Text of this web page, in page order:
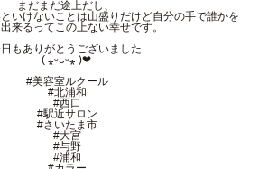
まだまだ途上だし、
いけないことは山盛りだけど自分の手で誰かを
来るってこの上ない幸せです。
もありがとうございました
( ⁎ᵕᴗᵕ⁎ )❤︎
#美容室ルクール
#北浦和
#西口
#駅近サロン
#さいたま市
#大宮
#与野
#浦和